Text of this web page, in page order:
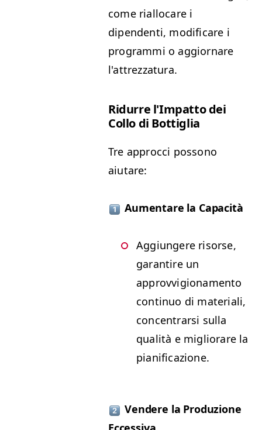
come riallocare i
dipendenti, modificare i
programmi o aggiornare
l'attrezzatura.
Ridurre l'Impatto dei
Collo di Bottiglia
Tre approcci possono
aiutare:
Aumentare la Capacità
Aggiungere risorse,
garantire un
approvvigionamento
continuo di materiali,
concentrarsi sulla
qualità e migliorare la
pianificazione.
Vendere la Produzione